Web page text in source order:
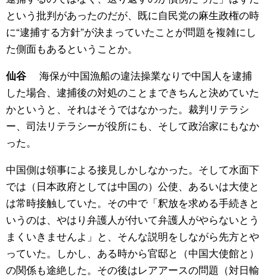
という批判があったのだが、既に自民党の麻生政権の時
に“逮捕する方針”が決まっていたことが問題を複雑にし
た側面もあるということか。
仙谷
海保が中国漁船の違法操業なりで中国人を逮捕
した場合、逮捕後の対処のことまできちんと決めていた
かというと、それはそうではなかった。裁判リテラシ
ー、司法リテラシーが役所にも、そして政治家にもなか
った。
中国側は領事による接見しかしなかった。そして水面下
では（日本政府としては中国の）公使、あるいは大使と
は常時接触していた。その中で「釈放を求める手続きと
いうのは、やはり弁護人が付いて弁護人がやらないとう
まくいきませんよ」と、そんな説明をしながら先方とや
っていた。しかし、ある時から官邸と（中国大使館と）
の関係も途絶した。その後はレアアースの問題（対日輸